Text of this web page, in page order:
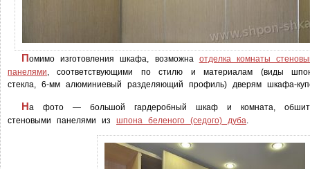
Помимо изготовления шкафа, возможна отделка комнаты
панелями, соответствующими по стилю и материалам (виды
стекла, 6-мм алюминиевый разделяющий профиль) дверям шкафа-
На фото — большой гардеробный шкаф и комната,
стеновыми панелями из шпона беленого (седого) дуба.